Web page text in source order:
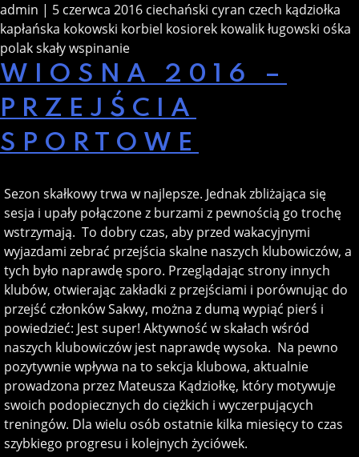
admin | 5 czerwca 2016 ciechański cyran czech kądziołka
kapłańska kokowski korbiel kosiorek kowalikługowski ośka
polakskaływspinanie
WIOSNA 2016 –
PRZEJŚCIA
SPORTOWE
Sezon skałkowy trwa w najlepsze. Jednak zbliżająca się
sesja i upały połączone z burzami z pewnością go trochę
wstrzymają. To dobry czas, aby przed wakacyjnymi
wyjazdami zebrać przejścia skalne naszych klubowiczów, a
tych było naprawdę sporo. Przeglądając strony innych
klubów, otwierając zakładki z przejściami i porównując do
przejść członków Sakwy, można z dumą wypiąć pierś i
powiedzieć: Jest super! Aktywność w skałach wśród
naszych klubowiczów jest naprawdę wysoka. Na pewno
pozytywnie wpływa na to sekcja klubowa, aktualnie
prowadzona przez Mateusza Kądziołkę, który motywuje
swoich podopiecznych do ciężkich i wyczerpujących
treningów. Dla wielu osób ostatnie kilka miesięcy to czas
szybkiego progresu i kolejnych życiówek.